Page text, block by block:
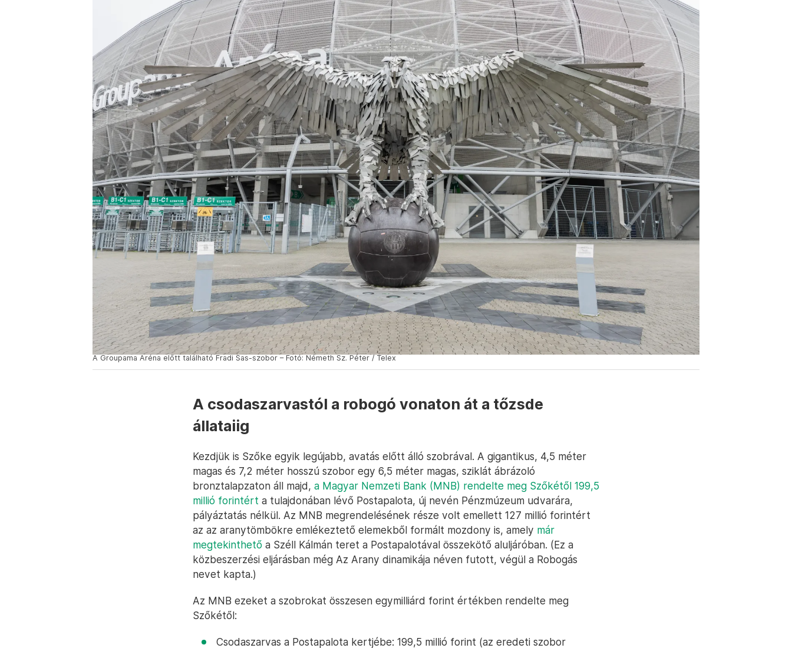
A Groupama Aréna előtt található Fradi Sas-szobor – Fotó: Németh Sz. Péter / Telex
A csodaszarvastól a robogó vonaton át a tőzsde
állataiig
Kezdjük is Szőke egyik legújabb, avatás előtt álló szobrával. A gigantikus, 4,5 méter
magas és 7,2 méter hosszú szobor egy 6,5 méter magas, sziklát ábrázoló
bronztalapzaton áll majd, a Magyar Nemzeti Bank (MNB) rendelte meg Szőkétől 199,5
millió forintért a tulajdonában lévő Postapalota, új nevén Pénzmúzeum udvarára,
pályáztatás nélkül. Az MNB megrendelésének része volt emellett 127 millió forintért
az az aranytömbökre emlékeztető elemekből formált mozdony is, amely már
megtekinthető a Széll Kálmán teret a Postapalotával összekötő aluljáróban. (Ez a
közbeszerzési eljárásban még Az Arany dinamikája néven futott, végül a Robogás
nevet kapta.)
Az MNB ezeket a szobrokat összesen egymilliárd forint értékben rendelte meg
Szőkétől:
Csodaszarvas a Postapalota kertjébe: 199,5 millió forint (az eredeti szobor